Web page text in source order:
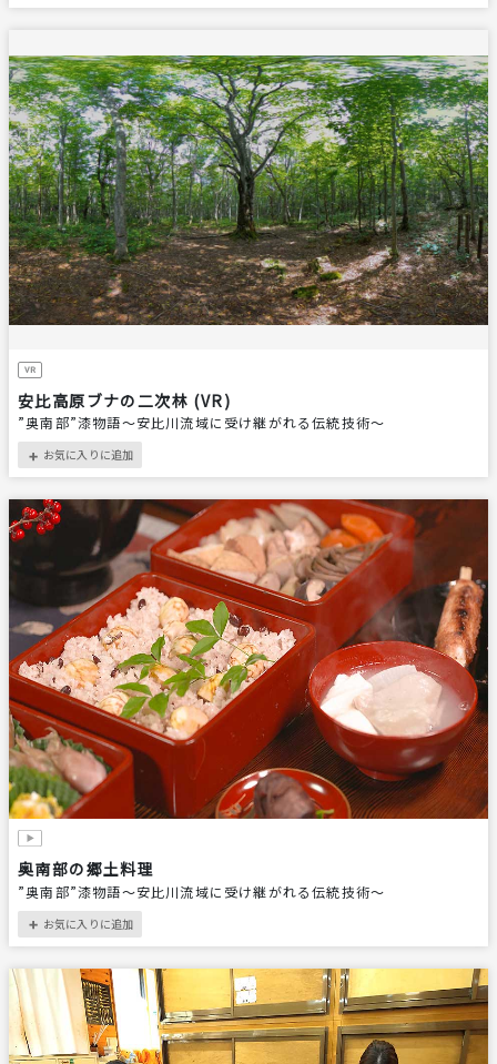
安比高原ブナの二次林 (VR)
”奥南部”漆物語～安比川流域に受け継がれる伝統技術～
＋ お気に入りに追加
奥南部の郷土料理
”奥南部”漆物語～安比川流域に受け継がれる伝統技術～
＋ お気に入りに追加